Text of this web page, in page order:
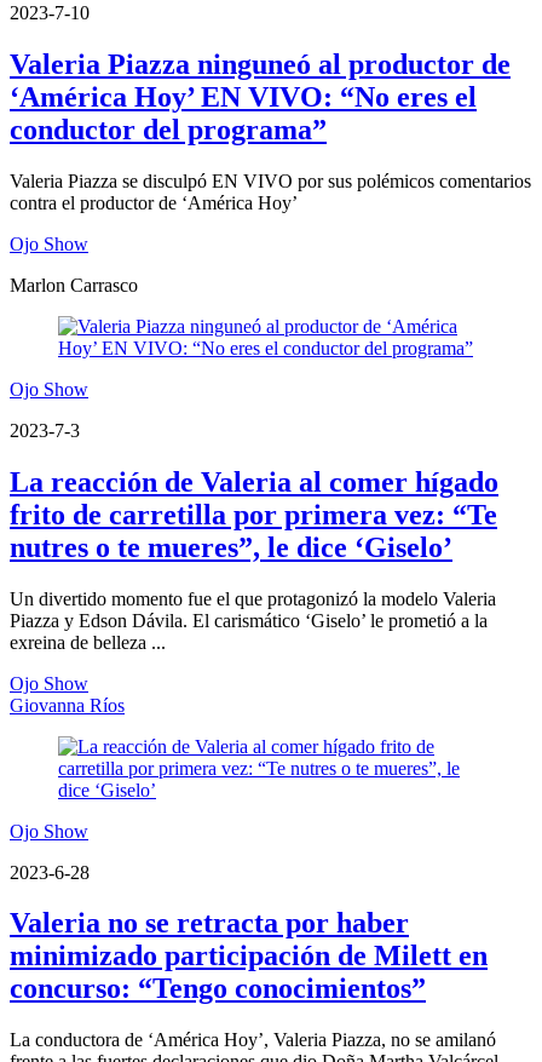
2023-7-10
Valeria Piazza ninguneó al productor de
‘América Hoy’ EN VIVO: “No eres el
conductor del programa”
Valeria Piazza se disculpó EN VIVO por sus polémicos comentarios
contra el productor de ‘América Hoy’
Ojo Show
Marlon Carrasco
Ojo Show
2023-7-3
La reacción de Valeria al comer hígado
frito de carretilla por primera vez: “Te
nutres o te mueres”, le dice ‘Giselo’
Un divertido momento fue el que protagonizó la modelo Valeria
Piazza y Edson Dávila. El carismático ‘Giselo’ le prometió a la
exreina de belleza ...
Ojo Show
Giovanna Ríos
Ojo Show
2023-6-28
Valeria no se retracta por haber
minimizado participación de Milett en
concurso: “Tengo conocimientos”
La conductora de ‘América Hoy’, Valeria Piazza, no se amilanó